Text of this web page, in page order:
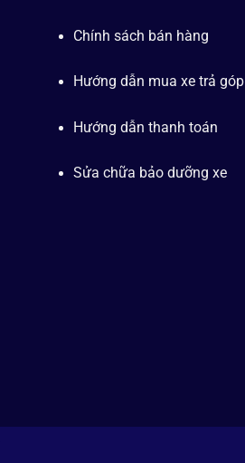
Chính sách bán hàng
Hướng dẫn mua xe trả góp
Hướng dẫn thanh toán
Sửa chữa bảo dưỡng xe